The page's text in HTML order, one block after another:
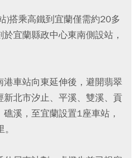
)搭乘高鐵到宜蘭僅需約20多
宜蘭縣政中心東南側設站，
港車站向東延伸後，避開翡翠
新北市汐止、平溪、雙溪、貢
溪，至宜蘭設置1座車站，